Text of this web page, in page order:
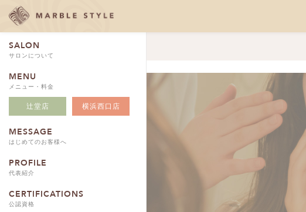
SALON
サロンについて
MENU
メニュー・料金
辻堂店 横浜西口店
MESSAGE
はじめてのお客様へ
PROFILE
代表紹介
CERTIFICATIONS
公認資格